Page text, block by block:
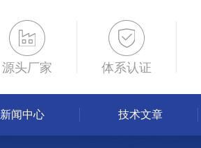
源头厂家 体系认证
新闻中心 技术文章